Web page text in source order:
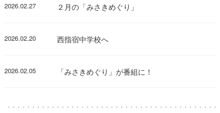
2026.02.27 ２月の「みさきめぐり」
2026.02.20 西指宿中学校へ
2026.02.05 「みさきめぐり」が番組に！